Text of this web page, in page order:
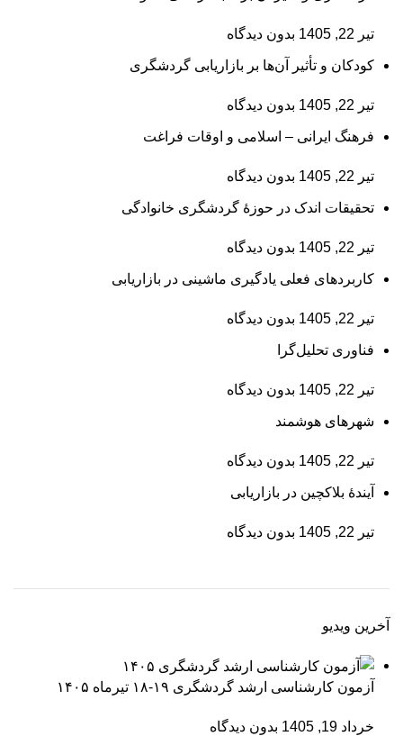
تیر 22, 1405 بدون دیدگاه
کودکان و تأثیر آن‌ها بر بازاریابی گردشگری
تیر 22, 1405 بدون دیدگاه
فرهنگ ایرانی – اسلامی و اوقات فراغت
تیر 22, 1405 بدون دیدگاه
تحقیقات اندک در حوزۀ گردشگری خانوادگی
تیر 22, 1405 بدون دیدگاه
کاربردهای فعلی یادگیری ماشینی در بازاریابی
تیر 22, 1405 بدون دیدگاه
فناوری تحلیل‌گرا
تیر 22, 1405 بدون دیدگاه
شهرهای هوشمند
تیر 22, 1405 بدون دیدگاه
آیندۀ بلاکچین در بازاریابی
تیر 22, 1405 بدون دیدگاه
آخرین ویدیو
آزمون کارشناسی ارشد گردشگری ۱۹-۱۸ تیرماه ۱۴۰۵
خرداد 19, 1405 بدون دیدگاه